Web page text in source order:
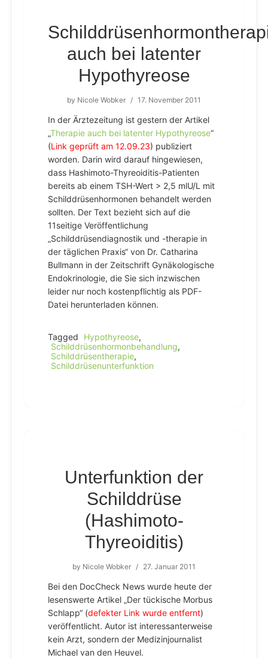
auch bei latenter
Hypothyreose
by Nicole Wobker / 17. November 2011
In der Ärztezeitung ist gestern der Artikel
„Therapie auch bei latenter Hypothyreose“
(Link geprüft am 12.09.23) publiziert
worden. Darin wird darauf hingewiesen,
dass Hashimoto-Thyreoiditis-Patienten
bereits ab einem TSH-Wert > 2,5 mlU/L mit
Schilddrüsenhormonen behandelt werden
sollten. Der Text bezieht sich auf die
11seitige Veröffentlichung
„Schilddrüsendiagnostik und -therapie in
der täglichen Praxis“ von Dr. Catharina
Bullmann in der Zeitschrift Gynäkologische
Endokrinologie, die Sie sich inzwischen
leider nur noch kostenpflichtig als PDF-
Datei herunterladen können.
Tagged Hypothyreose,
Schilddrüsenhormonbehandlung,
Schilddrüsentherapie,
Schilddrüsenunterfunktion
Unterfunktion der
Schilddrüse
(Hashimoto-
Thyreoiditis)
by Nicole Wobker / 27. Januar 2011
Bei den DocCheck News wurde heute der
lesenswerte Artikel „Der tückische Morbus
Schlapp“ (defekter Link wurde entfernt)
veröffentlicht. Autor ist interessanterweise
kein Arzt, sondern der Medizinjournalist
Michael van den Heuvel.